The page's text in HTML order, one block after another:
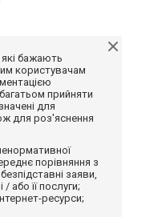
які бажають
користувачам
прийняти
для
для роз'яснення
порівняння з
заяви,
або її послуги;
ресурси;